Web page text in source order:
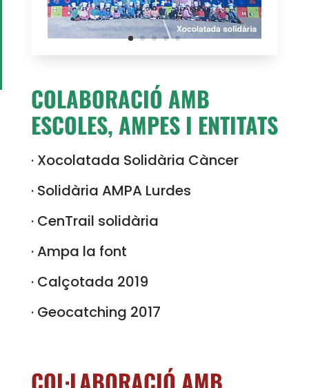
COLABORACIÓ AMB
ESCOLES, AMPES I ENTITATS
· Xocolatada Solidària Càncer
· Solidària AMPA Lurdes
· CenTrail solidària
· Ampa la font
· Calçotada 2019
· Geocatching 2017